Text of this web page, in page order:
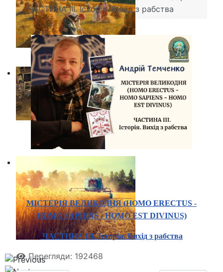
ЧАСТИНА ІІІ. Історія. Вихід з рабства
МІСТЕРІЯ ВЕЛИКОДНЯ (HOMO ERECTUS -
HOMO SAPIENS - HOMO EST DIVINUS)
ЧАСТИНА ІІІ. Історія. Вихід з рабства
Перегляди: 192468